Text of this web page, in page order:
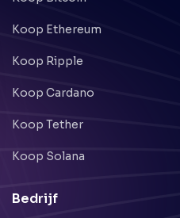
Koop Ethereum
Koop Ripple
Koop Cardano
Koop Tether
Koop Solana
Bedrijf